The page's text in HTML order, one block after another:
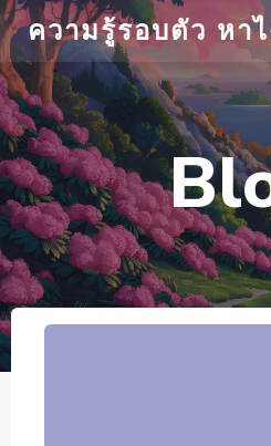
to
ความรู้รอบตัว หา